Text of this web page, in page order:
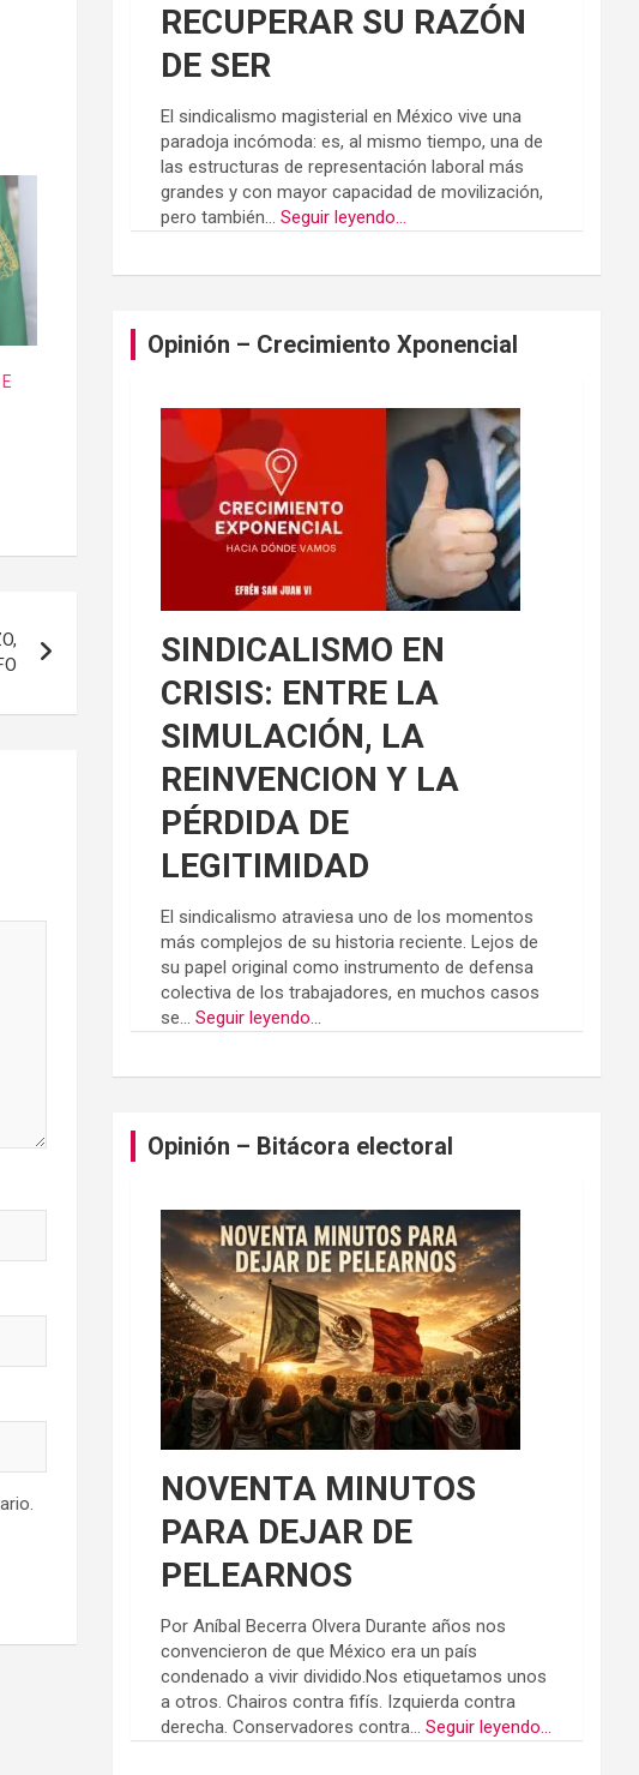
RECUPERAR SU RAZÓN
DE SER
El sindicalismo magisterial en México vive una
paradoja incómoda: es, al mismo tiempo, una de
las estructuras de representación laboral más
grandes y con mayor capacidad de movilización,
pero también...Seguir leyendo...
Opinión – Crecimiento Xponencial
SINDICALISMO EN
CRISIS: ENTRE LA
SIMULACIÓN, LA
REINVENCION Y LA
PÉRDIDA DE
LEGITIMIDAD
El sindicalismo atraviesa uno de los momentos
más complejos de su historia reciente. Lejos de
su papel original como instrumento de defensa
colectiva de los trabajadores, en muchos casos
se...Seguir leyendo...
Opinión – Bitácora electoral
NOVENTA MINUTOS
PARA DEJAR DE
PELEARNOS
Por Aníbal Becerra Olvera Durante años nos
convencieron de que México era un país
condenado a vivir dividido.Nos etiquetamos unos
a otros. Chairos contra fifís. Izquierda contra
derecha. Conservadores contra...Seguir leyendo...